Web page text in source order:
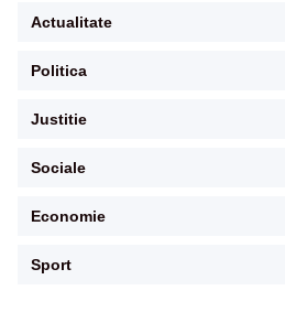
Actualitate
Politica
Justitie
Sociale
Economie
Sport